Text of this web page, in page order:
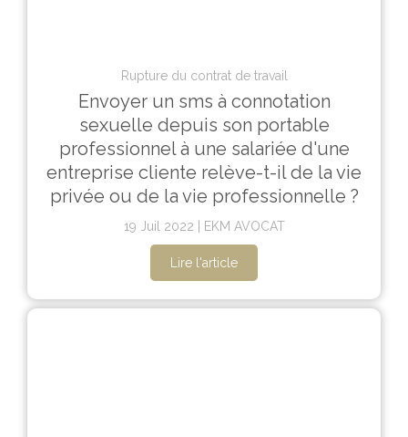
Rupture du contrat de travail
Envoyer un sms à connotation
sexuelle depuis son portable
professionnel à une salariée d'une
entreprise cliente relève-t-il de la vie
privée ou de la vie professionnelle ?
19 Juil 2022 EKM AVOCAT
Lire l'article